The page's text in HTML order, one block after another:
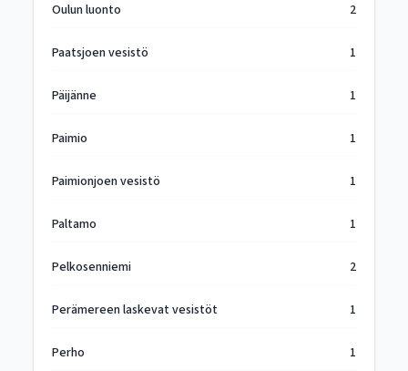
Oulun luonto 2
Paatsjoen vesistö 1
Päijänne 1
Paimio 1
Paimionjoen vesistö 1
Paltamo 1
Pelkosenniemi 2
Perämereen laskevat vesistöt 1
Perho 1